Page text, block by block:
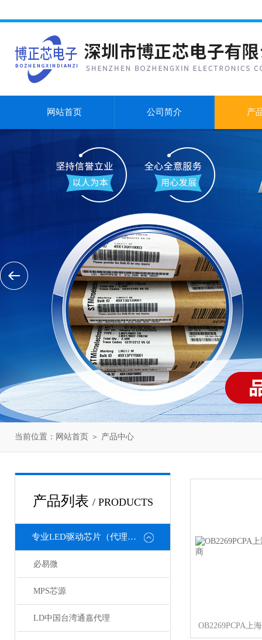
网站首页 公司简介 产
当前位置： 网站首页 ＞ 产品中心
产品列表 / PRODUCTS
专业LED驱动芯片（代理或直销）
必易微
MPS芯源
LD中国台湾通嘉代理